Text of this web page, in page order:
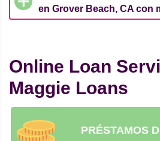
en Grover Beach, CA con
Online Loan
Maggie Loans
PRÉSTAMOS